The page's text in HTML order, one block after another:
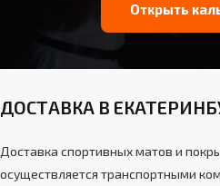
Открыть
ДОСТАВКА В
Доставка спортивных матов и
осуществляется транспортными